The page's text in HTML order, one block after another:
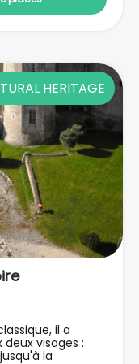
aux
HERITAGE
il a
visages :
la